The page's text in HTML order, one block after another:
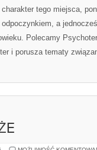
charakter tego miejsca,
odpoczynkiem, a
Polecamy
i porusza tematy